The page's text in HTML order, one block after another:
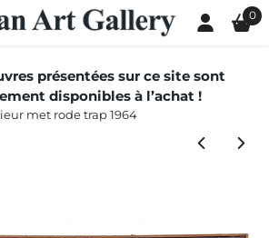
sont actuellement fermées. 0
présentées sur ce site sont
disponibles à l’achat !
met rode trap 1964